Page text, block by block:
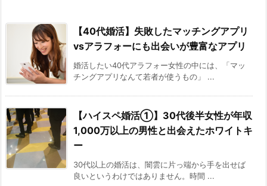
【40代婚活】失敗したマッチングアプリ
vsアラフォーにも出会いが豊富なアプリ
婚活したい40代アラフォー女性の中には、「マッ
チングアプリなんて若者が使うもの」 ...
【ハイスペ婚活①】30代後半女性が年収
1,000万以上の男性と出会えたホワイトキ
ー
30代以上の婚活は、闇雲に片っ端から手を出せば
良いというわけではありません。時間 ...